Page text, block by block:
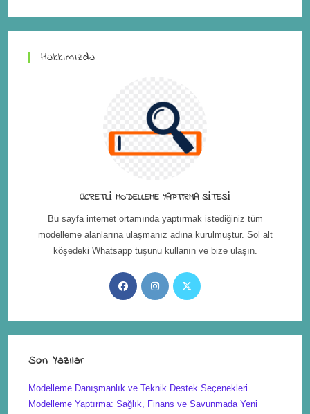
Hakkımızda
ÜCRETLI MODELLEME YAPTIRMA SITESI
Bu sayfa internet ortamında yaptırmak istediğiniz tüm
modelleme alanlarına ulaşmanız adına kurulmuştur. Sol alt
köşedeki Whatsapp tuşunu kullanın ve bize ulaşın.
Son Yazılar
Modelleme Danışmanlık ve Teknik Destek Seçenekleri
Modelleme Yaptırma: Sağlık, Finans ve Savunmada Yeni